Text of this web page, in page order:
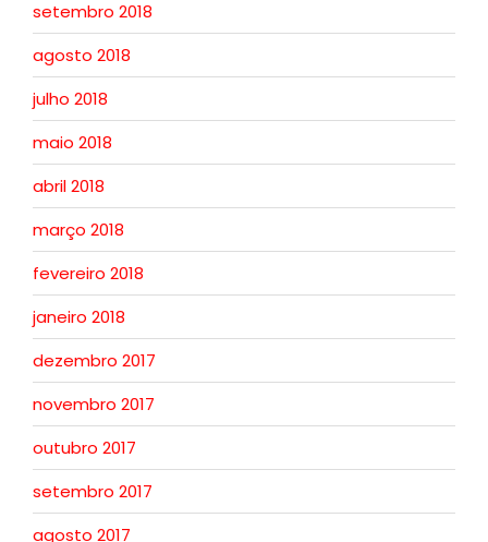
setembro 2018
agosto 2018
julho 2018
maio 2018
abril 2018
março 2018
fevereiro 2018
janeiro 2018
dezembro 2017
novembro 2017
outubro 2017
setembro 2017
agosto 2017